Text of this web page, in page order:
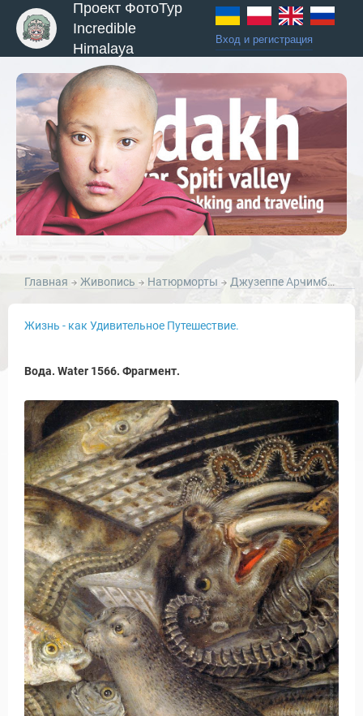
Проект ФотоТур
Incredible
Himalaya
Вход и регистрация
Главная Живопись Натюрморты Джузеппе Арчимбольдо. Giuseppe ARCIMBOLDO.
Жизнь - как Удивительное Путешествие.
Вода. Water 1566. Фрагмент.